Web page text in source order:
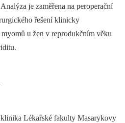
je zaměřena na peroperační
řešení klinicky
u žen v reprodukčním věku
Lékařské fakulty Masarykovy